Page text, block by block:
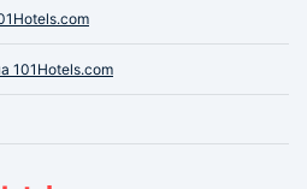
101Hotels.com